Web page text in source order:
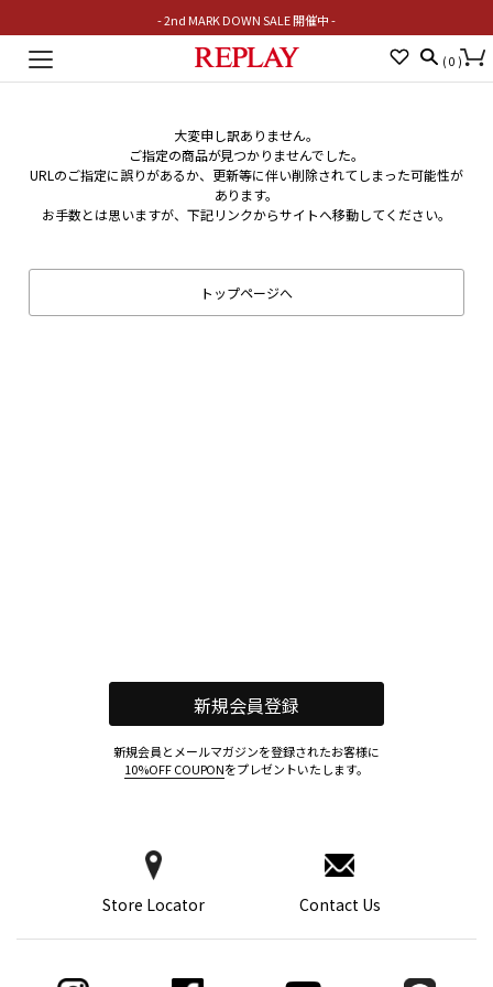
- 2nd MARK DOWN SALE 開催中 -
Toggle
( 0 )
大変申し訳ありません。
ご指定の商品が見つかりませんでした。
URLのご指定に誤りがあるか、更新等に伴い削除されてしまった可能性が
あります。
お手数とは思いますが、下記リンクからサイトへ移動してください。
トップページへ
Store Locator Contact Us
新規会員登録
新規会員とメールマガジンを登録されたお客様に
10%OFF COUPONをプレゼントいたします。